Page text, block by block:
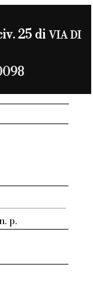
25 diVIA DI
p.